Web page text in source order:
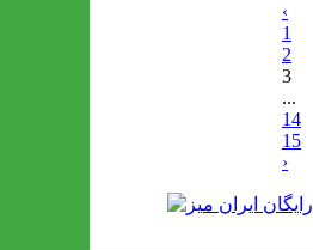
‹
1
2
3
...
14
15
›